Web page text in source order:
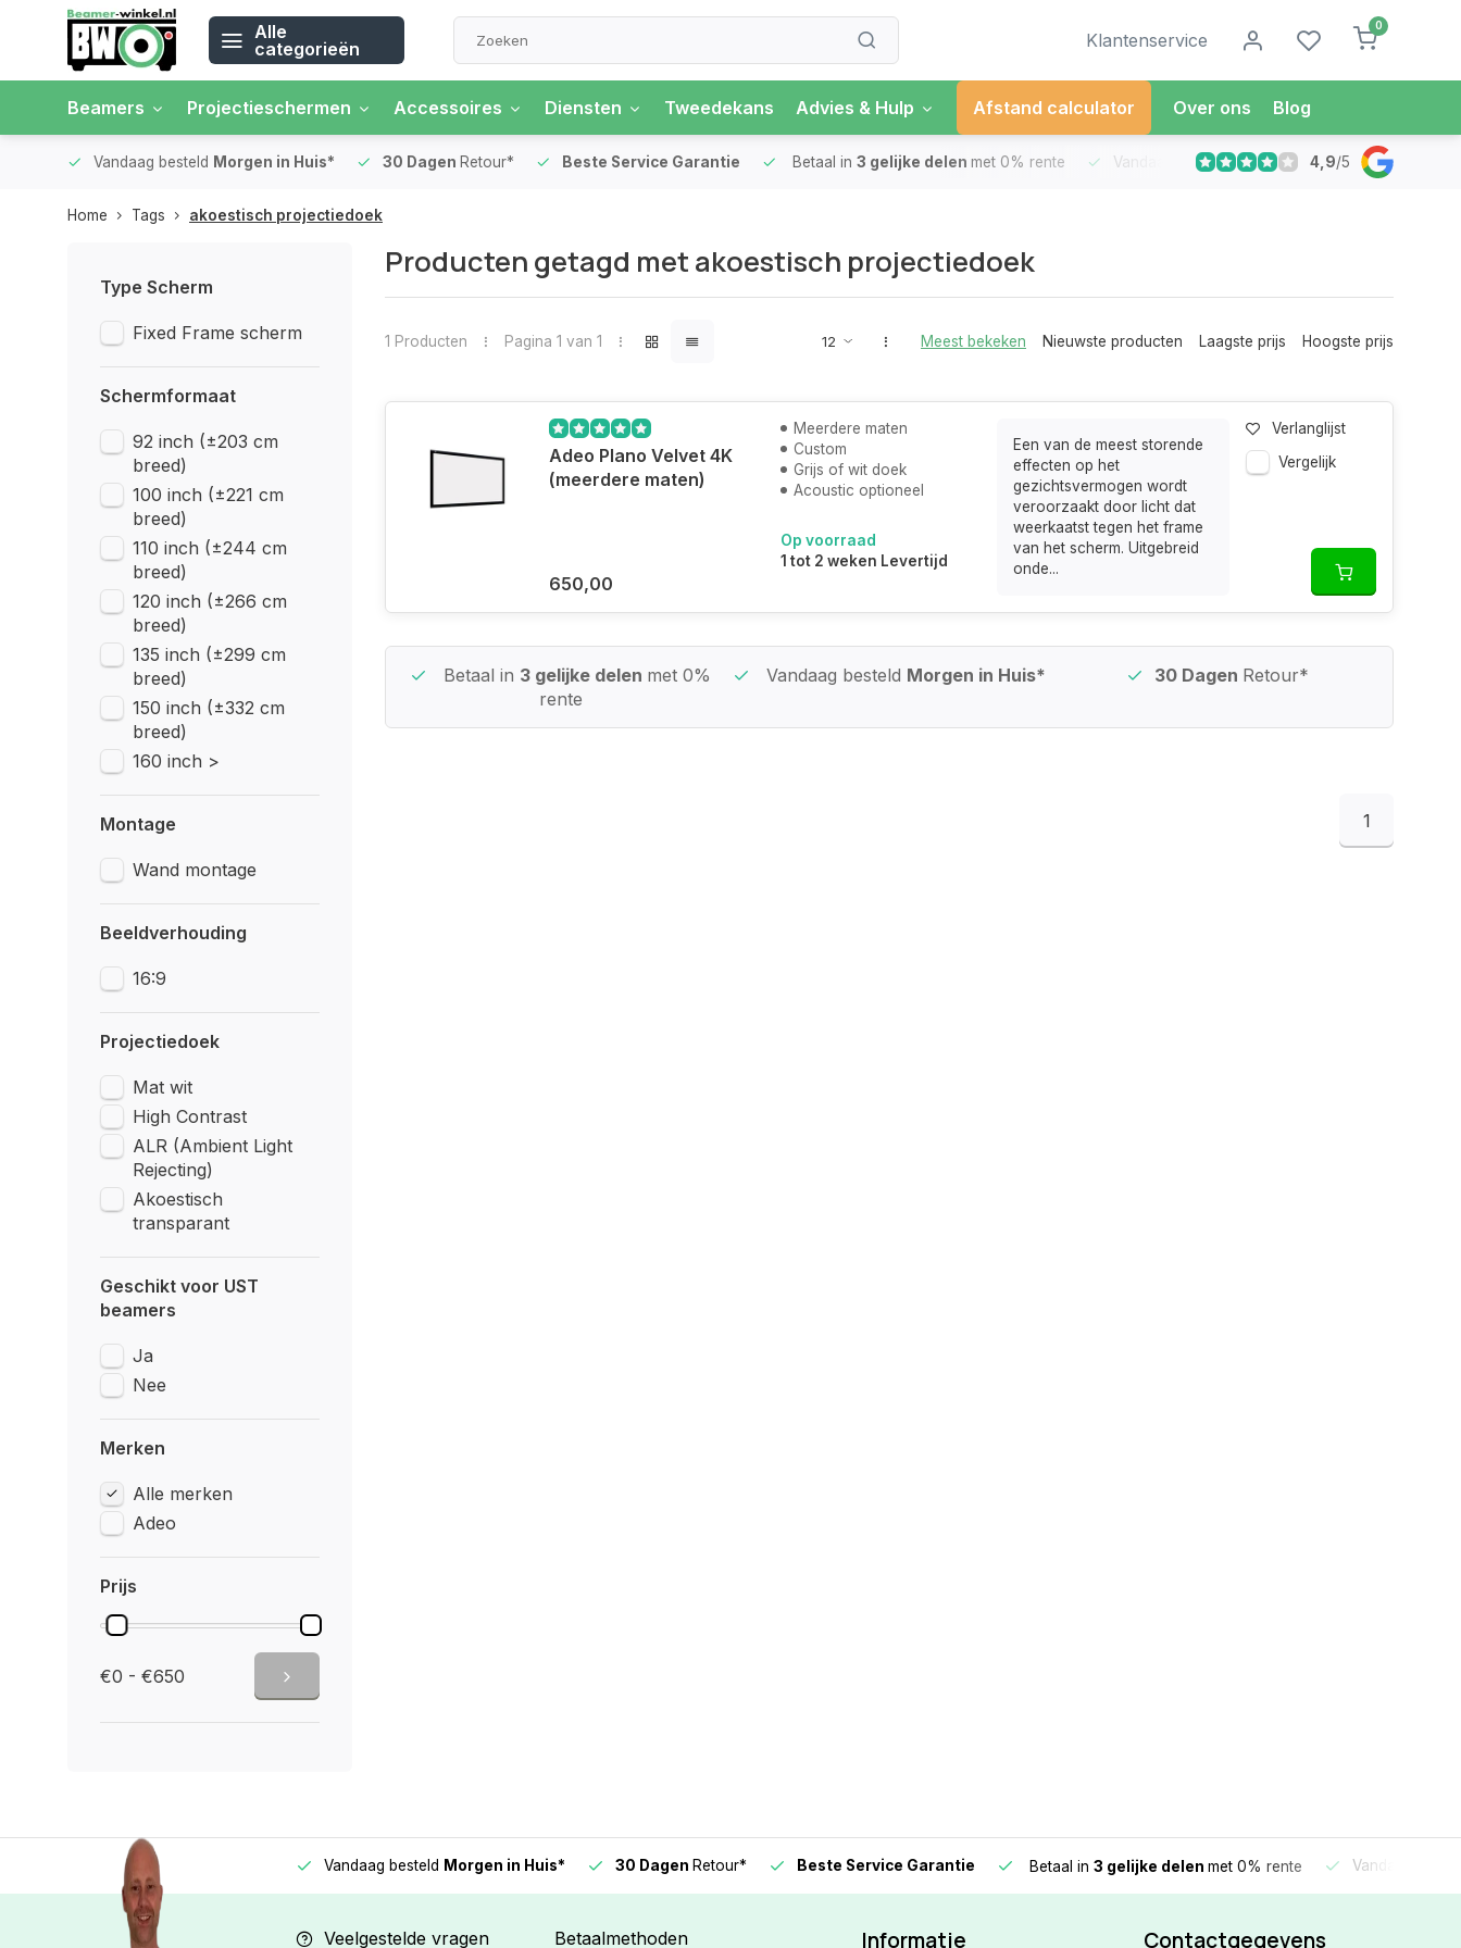
Alle
categorieën
Klantenservice
0
Beamers Projectieschermen Accessoires Diensten Tweedekans Advies & Hulp Afstand calculator Over ons Blog
Vandaag besteld Morgen in Huis* 30 Dagen Retour* Beste Service Garantie Betaal in 3 gelijke delen met 0% rente Vandaag besteldMorgen in Huis*
4,9/5
Home Tags akoestisch projectiedoek
Type Scherm
Fixed Frame scherm
Schermformaat
92 inch (±203 cm
breed)
100 inch (±221 cm
breed)
110 inch (±244 cm
breed)
120 inch (±266 cm
breed)
135 inch (±299 cm
breed)
150 inch (±332 cm
breed)
160 inch >
Montage
Wand montage
Beeldverhouding
16:9
Projectiedoek
Mat wit
High Contrast
ALR (Ambient Light
Rejecting)
Akoestisch
transparant
Geschikt voor UST
beamers
Ja
Nee
Merken
Alle merken
Adeo
Prijs
€0 - €650
Producten getagd met akoestisch projectiedoek
1 Producten Pagina 1 van 1 Meest bekeken Nieuwste producten Laagste prijs Hoogste prijs
Adeo Plano Velvet 4K
(meerdere maten)
650,00
Meerdere maten
Custom
Grijs of wit doek
Acoustic optioneel
Op voorraad
1 tot 2 weken Levertijd
Een van de meest storende
effecten op het
gezichtsvermogen wordt
veroorzaakt door licht dat
weerkaatst tegen het frame
van het scherm. Uitgebreid
onde...
Verlanglijst
Vergelijk
Beste Service Garantie Betaal in 3 gelijke delen met 0%
rente
Vandaag besteld Morgen in Huis* 30 Dagen Retour*
1
3 gelijke delen Vandaag besteld Morgen in Huis* 30 Dagen Retour* Beste Service Garantie Betaal in 3 gelijke delen met 0% rente Vandaag
Veelgestelde vragen Betaalmethoden Informatie Contactgegevens